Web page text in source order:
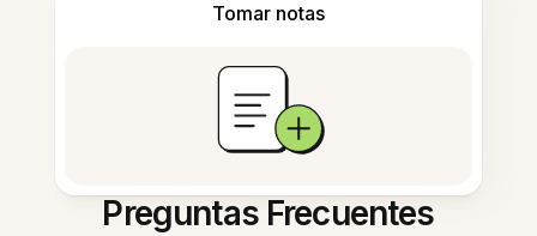
Tomar notas
Preguntas Frecuentes